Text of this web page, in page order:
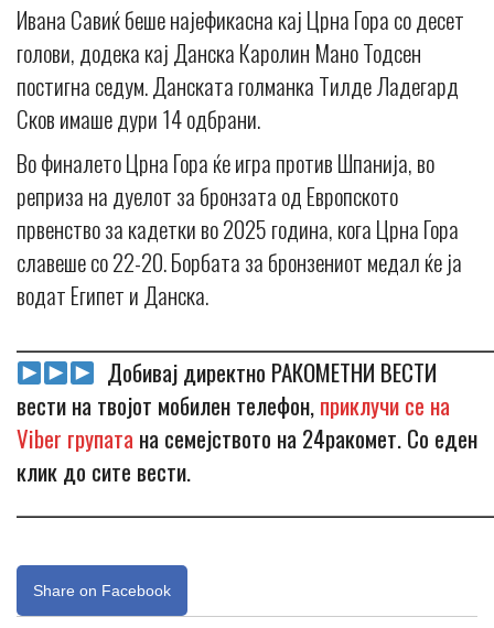
Ивана Савиќ беше најефикасна кај Црна Гора со десет
голови, додека кај Данска Каролин Мано Тодсен
постигна седум. Данската голманка Тилде Ладегард
Сков имаше дури 14 одбрани.
Во финалето Црна Гора ќе игра против Шпанија, во
реприза на дуелот за бронзата од Европското
првенство за кадетки во 2025 година, кога Црна Гора
славеше со 22-20. Борбата за бронзениот медал ќе ја
водат Египет и Данска.
Добивај директно РАКОМЕТНИ ВЕСТИ
вести на твојот мобилен телефон,приклучи се на
Viber групата на семејството на 24ракомет. Со еден
клик до сите вести.
Share on Facebook